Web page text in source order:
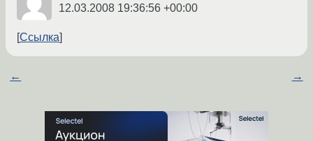
12.03.2008 19:36:56 +00:00
Ссылка
← →